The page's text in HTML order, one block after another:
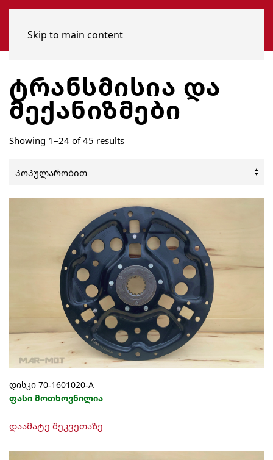
Skip to main content
ᲢᲠᲐᲜᲡᲛᲘᲡᲘᲐ ᲓᲐ
ᲛᲔᲥᲐᲜᲘᲖᲛᲔᲑᲘ
Showing 1–24 of 45 resultsSorted
დისკი 70-1601020-A
ფასი მოთხოვნილია
დაამატე შეკვეთაზე